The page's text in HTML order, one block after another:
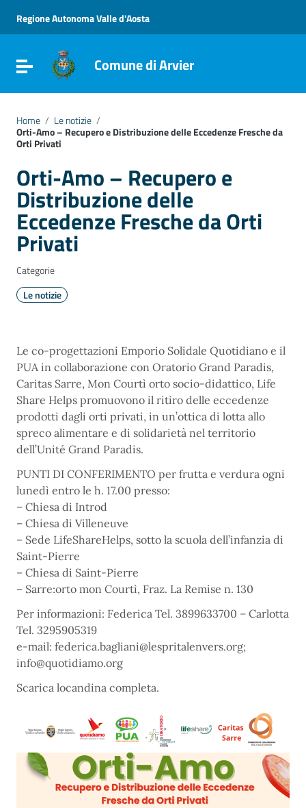
Vai al menu di navigazione
Vai al footer
Regione Autonoma Valle d'Aosta
Attiva / disattiva la navigazione
Comune di Arvier
Home / Le notizie /
Orti-Amo – Recupero e Distribuzione delle Eccedenze Fresche da
Orti Privati
Orti-Amo – Recupero e
Distribuzione delle
Eccedenze Fresche da Orti
Privati
Categorie
Le notizie
Le co-progettazioni Emporio Solidale Quotidiano e il
PUA in collaborazione con Oratorio Grand Paradis,
Caritas Sarre, Mon Courtì orto socio-didattico, Life
Share Helps promuovono il ritiro delle eccedenze
prodotti dagli orti privati, in un’ottica di lotta allo
spreco alimentare e di solidarietà nel territorio
dell’Unité Grand Paradis.
PUNTI DI CONFERIMENTO per frutta e verdura ogni
lunedì entro le h. 17.00 presso:
– Chiesa di Introd
– Chiesa di Villeneuve
– Sede LifeShareHelps, sotto la scuola dell’infanzia di
Saint-Pierre
– Chiesa di Saint-Pierre
– Sarre:orto mon Courtì, Fraz. La Remise n. 130
Per informazioni: Federica Tel. 3899633700 – Carlotta
Tel. 3295905319
e-mail: federica.bagliani@lespritalenvers.org;
info@quotidiamo.org
Scarica locandina completa.